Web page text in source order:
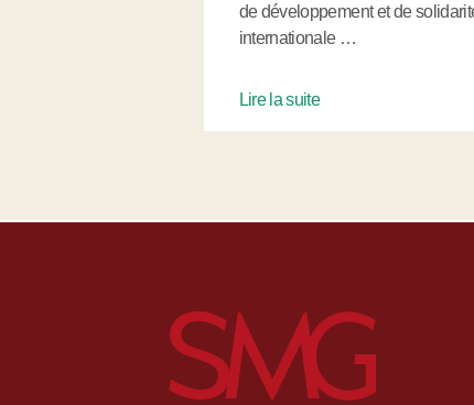
de développement et de
internationale …
Lire la suite